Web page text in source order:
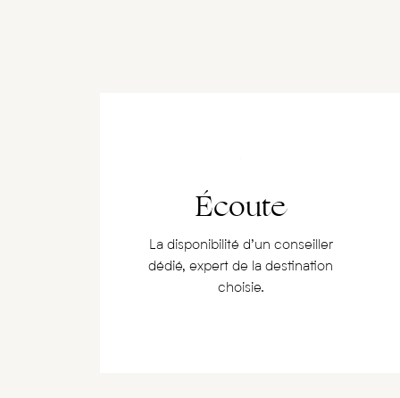
Écoute
La disponibilité d’un conseiller
dédié, expert de la destination
choisie.